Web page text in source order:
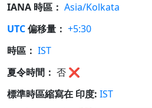
IANA 時區： Asia/Kolkata
UTC偏移量： +5:30
時區： IST
夏令時間： 否 ❌
標準時區縮寫在 印度: IST